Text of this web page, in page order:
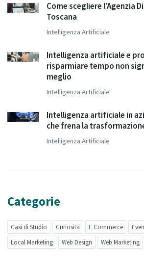
Come scegliere l'Agenzia
Toscana
Intelligenza Artificiale
Intelligenza artificiale e
risparmiare tempo non
meglio
Intelligenza Artificiale
Intelligenza artificiale in
che frena la
Intelligenza Artificiale
Categorie
Casi di Studio Curiosita E Commerce
Local Marketing
Web Design Web Marketing